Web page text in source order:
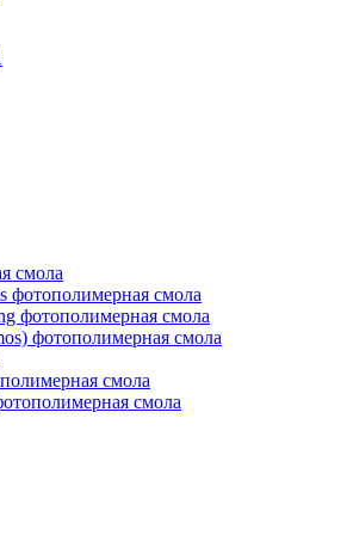
смола
фотополимерная смола
фотополимерная смола
фотополимерная смола
смола
смола